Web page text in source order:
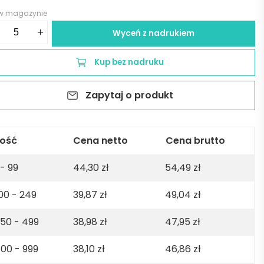
magazynie
+ Wyceń z nadrukiem
Kup bez nadruku
Zapytaj o produkt
Cena netto
Cena brutto
- 99
44,30 zł 54,49 zł
- 249
39,87 zł 49,04 zł
- 499
38,98 zł 47,95 zł
- 999
38,10 zł 46,86 zł